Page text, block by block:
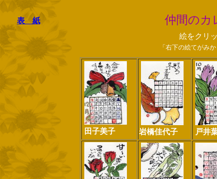
仲間のカ
表 紙
絵をクリ
「右下の絵てがみ
田子美子 岩橋佳代子 戸井